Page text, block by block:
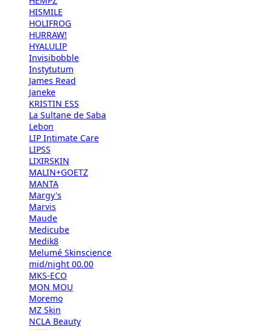
HISMILE
HOLIFROG
HURRAW!
HYALULIP
Invisibobble
Instytutum
James Read
Janeke
KRISTIN ESS
La Sultane de Saba
Lebon
LIP Intimate Care
LIPSS
LIXIRSKIN
MALIN+GOETZ
MANTA
Margy's
Marvis
Maude
Medicube
Medik8
Melumé Skinscience
mid/night 00.00
MKS-ECO
MON MOU
Moremo
MZ Skin
NCLA Beauty